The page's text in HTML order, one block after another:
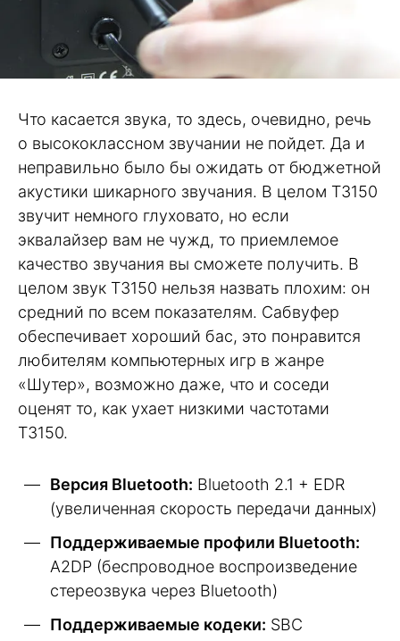
Что касается звука, то здесь, очевидно, речь
о высококлассном звучании не пойдет. Да и
неправильно было бы ожидать от бюджетной
акустики шикарного звучания. В целом T3150
звучит немного глуховато, но если
эквалайзер вам не чужд, то приемлемое
качество звучания вы сможете получить. В
целом звук T3150 нельзя назвать плохим: он
средний по всем показателям. Сабвуфер
обеспечивает хороший бас, это понравится
любителям компьютерных игр в жанре
«Шутер», возможно даже, что и соседи
оценят то, как ухает низкими частотами
T3150.
Версия Bluetooth: Bluetooth 2.1 + EDR
(увеличенная скорость передачи данных)
Поддерживаемые профили Bluetooth:
A2DP (беспроводное воспроизведение
стереозвука через Bluetooth)
Поддерживаемые кодеки: SBC